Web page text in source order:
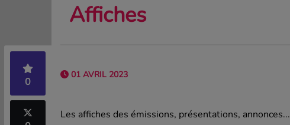
Affiches
0
01 AVRIL 2023
Les affiches des émissions, présentations, annonces...